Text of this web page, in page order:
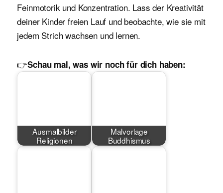
Feinmotorik und Konzentration. Lass der Kreativität
deiner Kinder freien Lauf und beobachte, wie sie mit
jedem Strich wachsen und lernen.
👉Schau mal, was wir noch für dich haben:
Ausmalbilder
Religionen
Malvorlage
Buddhismus